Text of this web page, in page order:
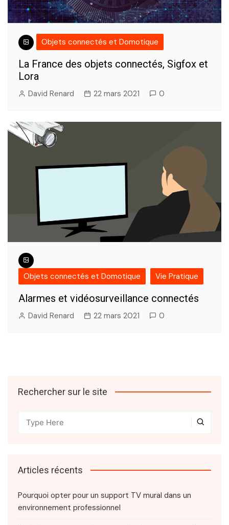
Objets connectés et Domotique
La France des objets connectés, Sigfox et
Lora
David Renard 22 mars 2021 0
Objets connectés et Domotique Vie Pratique
Alarmes et vidéosurveillance connectés
David Renard 22 mars 2021 0
Rechercher sur le site
Articles récents
Pourquoi opter pour un support TV mural dans un
environnement professionnel